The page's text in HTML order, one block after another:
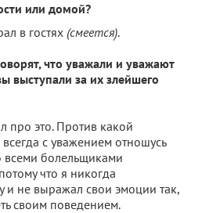
или домой?
в гостях (смеется).
что уважали и уважают
выступали за их злейшего
про это. Против какой
с уважением отношусь
всеми болельщиками
что я никогда
и не выражал свои эмоции так,
своим поведением.